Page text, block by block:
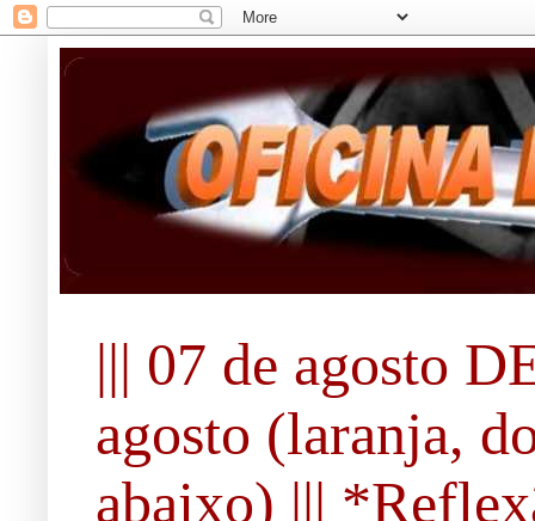
||| 07 de agosto
agosto (laranja,
abaixo) |||